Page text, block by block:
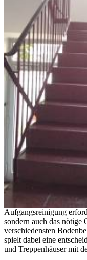
Aufgangsreinigung
sondern auch das nötige
verschiedensten
spielt dabei eine
und Treppenhäuser mit